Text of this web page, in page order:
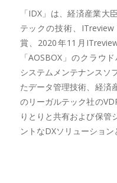
「IDX」は、経済産業大
テックの技術、
賞、2020年11月
「AOSBOX」のクラウ
システムメンテナンスソ
たデータ管理技術、経済
のリーガルテック社の
りとりと共有および保管
ントなDXソリューション